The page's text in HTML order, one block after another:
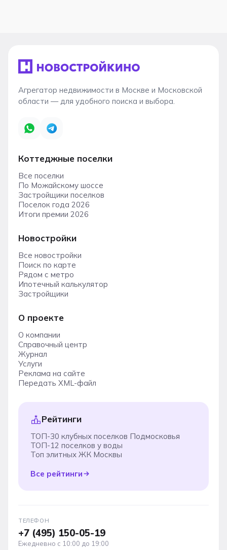
Агрегатор недвижимости в Москве и Московской
области — для удобного поиска и выбора.
Коттеджные поселки
Все поселки
По Можайскому шоссе
Застройщики поселков
Поселок года 2026
Итоги премии 2026
Новостройки
Все новостройки
Поиск по карте
Рядом с метро
Ипотечный калькулятор
Застройщики
О проекте
О компании
Справочный центр
Журнал
Услуги
Реклама на сайте
Передать XML-файл
Рейтинги
ТОП-30 клубных поселков Подмосковья
ТОП-12 поселков у воды
Топ элитных ЖК Москвы
Все рейтинги
ТЕЛЕФОН
+7 (495) 150-05-19
Ежедневно с 10:00 до 19:00